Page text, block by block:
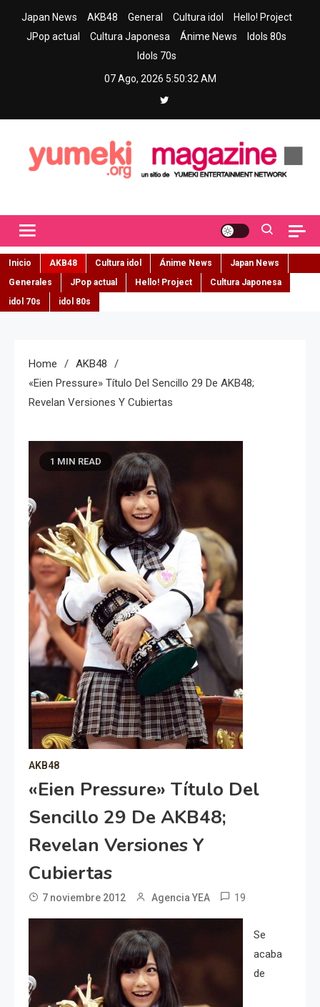
Japan News AKB48 General Cultura idol
Hello! Project
JPop actual
Cultura Japonesa Ánime News
Idols 80s
Idols 70s
07 Ago, 2026 5:50:34 AM
Inicio AKB48 Cultura idol Ánime News
Japan News
Generales
JPop actual Hello! Project
Cultura Japonesa
idol 70s
idol 80s
Home
AKB48
«Eien Pressure» Título Del Sencillo 29 De AKB48;
Revelan Versiones Y Cubiertas
1 MIN READ
AKB48
«Eien Pressure» Título Del
Sencillo 29 De AKB48;
Revelan Versiones Y
Cubiertas
7 noviembre 2012 Agencia YEA 19
Se
acaba
de